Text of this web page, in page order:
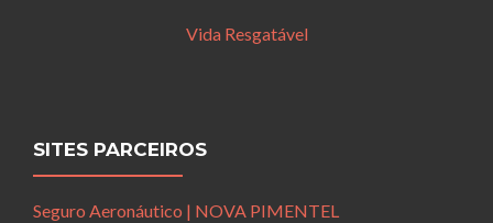
Vida Resgatável
SITES PARCEIROS
Seguro Aeronáutico | NOVA PIMENTEL